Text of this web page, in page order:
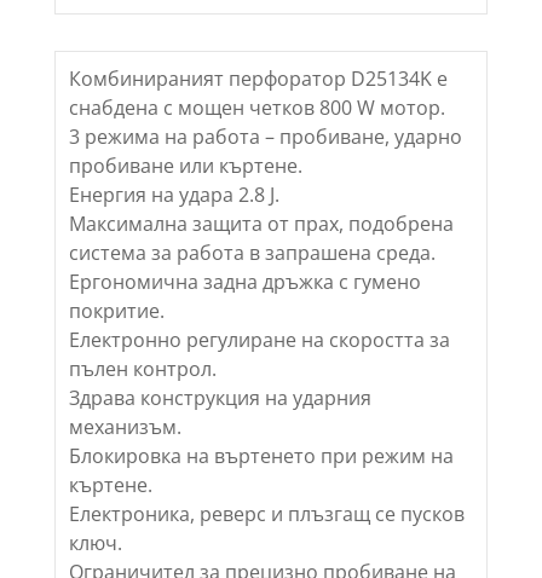
Комбинираният перфоратор D25134K е
снабдена с мощен четков 800 W мотор.
3 режима на работа – пробиване, ударно
пробиване или къртене.
Енергия на удара 2.8 J.
Максимална защита от прах, подобрена
система за работа в запрашена среда.
Ергономична задна дръжка с гумено
покритие.
Електронно регулиране на скоростта за
пълен контрол.
Здрава конструкция на ударния
механизъм.
Блокировка на въртенето при режим на
къртене.
Електроника, реверс и плъзгащ се пусков
ключ.
Ограничител за прецизно пробиване на